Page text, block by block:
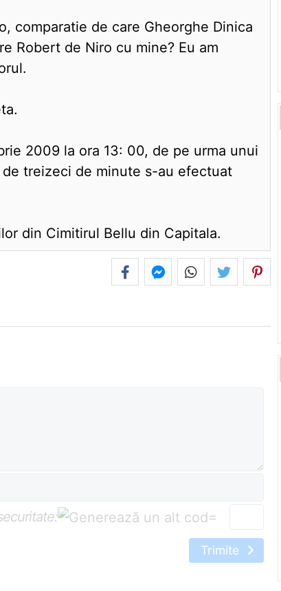
comparatie de care Gheorghe Dinica
Robert de Niro cu mine? Eu am
2009 la ora 13: 00, de pe urma unui
treizeci de minute s-au efectuat
din Cimitirul Bellu din Capitala.
=
Trimite